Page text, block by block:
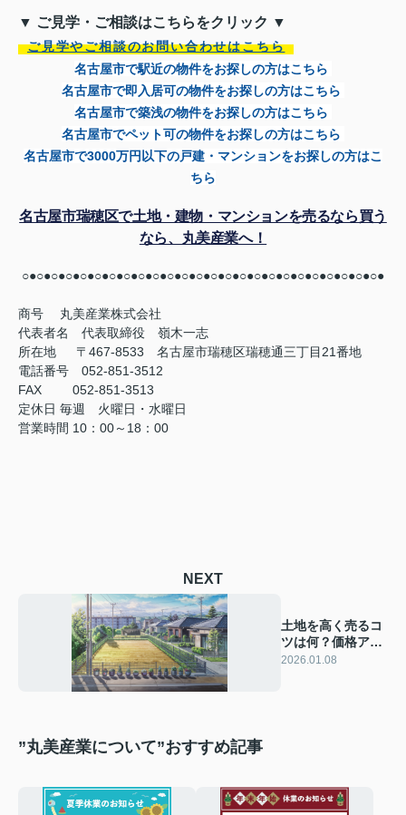
▼ ご見学・ご相談はこちらをクリック ▼
ご見学やご相談のお問い合わせはこちら
名古屋市で駅近の物件をお探しの方はこちら
名古屋市で即入居可の物件をお探しの方はこちら
名古屋市で築浅の物件をお探しの方はこちら
名古屋市でペット可の物件をお探しの方はこちら
名古屋市で3000万円以下の戸建・マンションをお探しの方はこ
ちら
名古屋市瑞穂区で土地・建物・マンションを売るなら買う
なら、丸美産業へ！
○●○●○●○●○●○●○●○●○●○●○●○●○●○●○●○●○●○●○●○●○●○●○●○●○●
商号
丸美産業株式会社
代表者名 代表取締役 嶺木一志
所在地 〒467-8533 名古屋市瑞穂区瑞穂通三丁目21番地
電話番号 052-851-3512
FAX
052-851-3513
定休日 毎週 火曜日・水曜日
営業時間 10：00～18：00
NEXT
土地を高く売るコ
ツは何？価格アッ
プのポイントをま
2026.01.08
”丸美産業について”おすすめ記事